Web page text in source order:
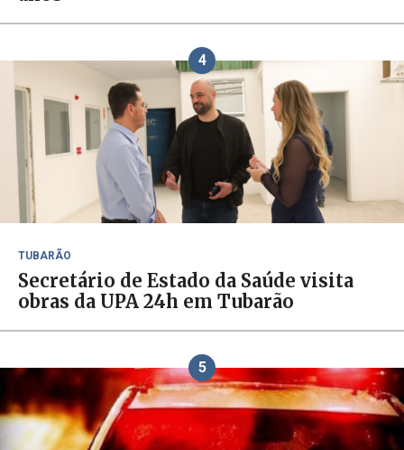
4
TUBARÃO
Secretário de Estado da Saúde visita
obras da UPA 24h em Tubarão
5